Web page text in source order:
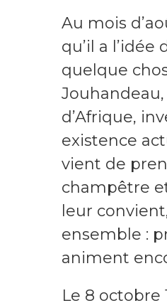
Au mois
qu’il a
quelque
d’Afrique,
existence
vient de
champêtre
leur
ensemble :
animent
Le 8 octobre